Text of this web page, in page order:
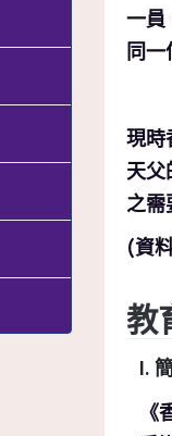
一員
同一
現時
天父
之需
(資
教
I.